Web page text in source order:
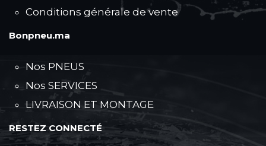
Conditions générale de vente
Bonpneu.ma
Nos PNEUS
Nos SERVICES
LIVRAISON ET MONTAGE
RESTEZ CONNECTÉ